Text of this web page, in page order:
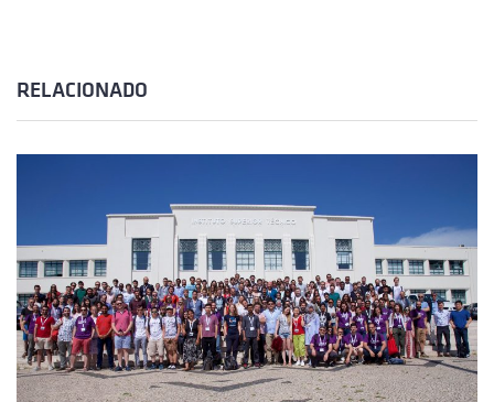
RELACIONADO